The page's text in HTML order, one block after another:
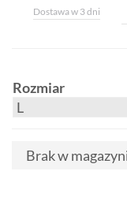
Dostawa w 3 dni
Rozmiar
Brak w